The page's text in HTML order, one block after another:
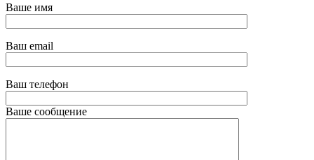
Ваше имя
Ваш email
Ваш телефон
Ваше сообщение